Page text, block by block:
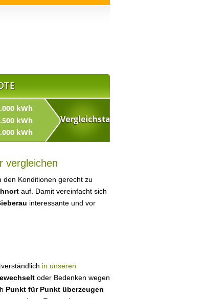
kWh
kWh
kWh
vergleichen
Konditionen gerecht zu
auf. Damit vereinfacht sich
interessante und vor
in unseren
oder Bedenken wegen
Punkt für Punkt überzeugen